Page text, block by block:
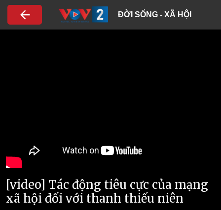
Nhảy đến nội dung
ĐỜI SỐNG - XÃ HỘI
[video] Tác động tiêu cực của mạng
xã hội đối với thanh thiếu niên